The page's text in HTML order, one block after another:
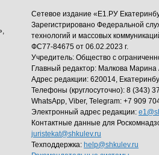
Сетевое издание «Е1.РУ
Зарегистрировано Федеральной
технологий и массовых
ФС77-84675 от 06.02.2023 г.
Учредитель: Общество с
Главный редактор: Малкова
Адрес редакции: 620014,
Телефоны (круглосуточно): 8 (343)
WhatsApp, Viber, Telegram: +7 909
Электронный адрес редакции:
Контактные данные для
juristekat@shkulev.ru
Техподдержка: help@shkulev.ru